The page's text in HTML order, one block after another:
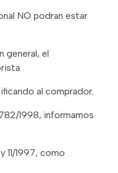
NO podran estar
general, el
al comprador.
1998, informamos
11/1997, como